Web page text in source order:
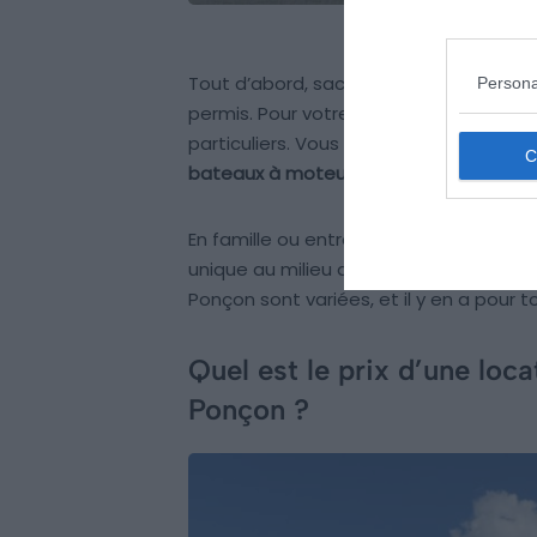
Tout d’abord, sachez que vous
permis. Pour votre location, vous
particuliers. Vous aurez alors accès à
bateaux à moteur
semi-rigide
En famille ou entre amis, avec ou
unique au milieu des montagnes. Les
Ponçon sont variées, et il y en a pour
Quel est le prix d’une
Ponçon ?